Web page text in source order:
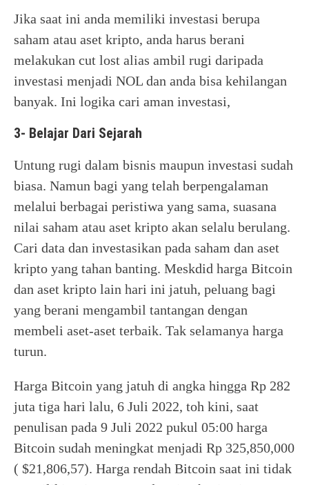
Jika saat ini anda memiliki investasi berupa
saham atau aset kripto, anda harus berani
melakukan cut lost alias ambil rugi daripada
investasi menjadi NOL dan anda bisa kehilangan
banyak. Ini logika cari aman investasi,
3- Belajar Dari Sejarah
Untung rugi dalam bisnis maupun investasi sudah
biasa. Namun bagi yang telah berpengalaman
melalui berbagai peristiwa yang sama, suasana
nilai saham atau aset kripto akan selalu berulang.
Cari data dan investasikan pada saham dan aset
kripto yang tahan banting. Meskdid harga Bitcoin
dan aset kripto lain hari ini jatuh, peluang bagi
yang berani mengambil tantangan dengan
membeli aset-aset terbaik. Tak selamanya harga
turun.
Harga Bitcoin yang jatuh di angka hingga Rp 282
juta tiga hari lalu, 6 Juli 2022, toh kini, saat
penulisan pada 9 Juli 2022 pukul 05:00 harga
Bitcoin sudah meningkat menjadi Rp 325,850,000
( $21,806,57). Harga rendah Bitcoin saat ini tidak